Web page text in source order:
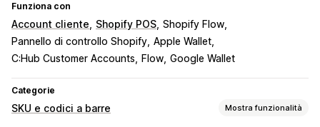
Funziona con
Account cliente Shopify POS Shopify Flow
Pannello di controllo Shopify Apple Wallet
C:Hub Customer Accounts
Flow Google Wallet
Categorie
SKU e codici a barre Mostra funzionalità